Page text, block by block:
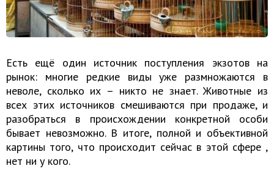
Есть ещё один источник поступления экзотов на
рынок: многие редкие виды уже размножаются в
неволе, сколько их – никто не знает. Животные из
всех этих источников смешиваются при продаже, и
разобраться в происхождении конкретной особи
бывает невозможно. В итоге, полной и объективной
картины того, что происходит сейчас в этой сфере ,
нет ни у кого.